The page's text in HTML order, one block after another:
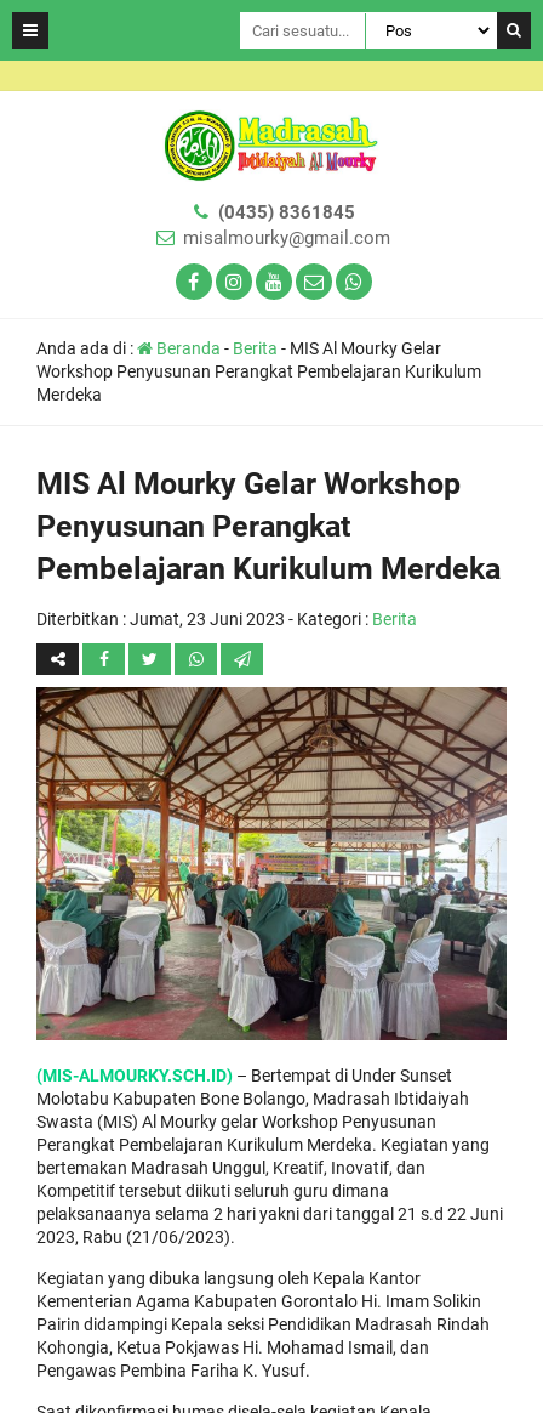
(0435) 8361845
misalmourky@gmail.com
Anda ada di : Beranda - Berita - MIS Al Mourky Gelar
Workshop Penyusunan Perangkat Pembelajaran Kurikulum
Merdeka
MIS Al Mourky Gelar Workshop
Penyusunan Perangkat
Pembelajaran Kurikulum Merdeka
Diterbitkan :Jumat, 23 Juni 2023 - Kategori : Berita
(MIS-ALMOURKY.SCH.ID) – Bertempat di Under Sunset
Molotabu Kabupaten Bone Bolango, Madrasah Ibtidaiyah
Swasta (MIS) Al Mourky gelar Workshop Penyusunan
Perangkat Pembelajaran Kurikulum Merdeka. Kegiatan yang
bertemakan Madrasah Unggul, Kreatif, Inovatif, dan
Kompetitif tersebut diikuti seluruh guru dimana
pelaksanaanya selama 2 hari yakni dari tanggal 21 s.d 22 Juni
2023, Rabu (21/06/2023).
Kegiatan yang dibuka langsung oleh Kepala Kantor
Kementerian Agama Kabupaten Gorontalo Hi. Imam Solikin
Pairin didampingi Kepala seksi Pendidikan Madrasah Rindah
Kohongia, Ketua Pokjawas Hi. Mohamad Ismail, dan
Pengawas Pembina Fariha K. Yusuf.